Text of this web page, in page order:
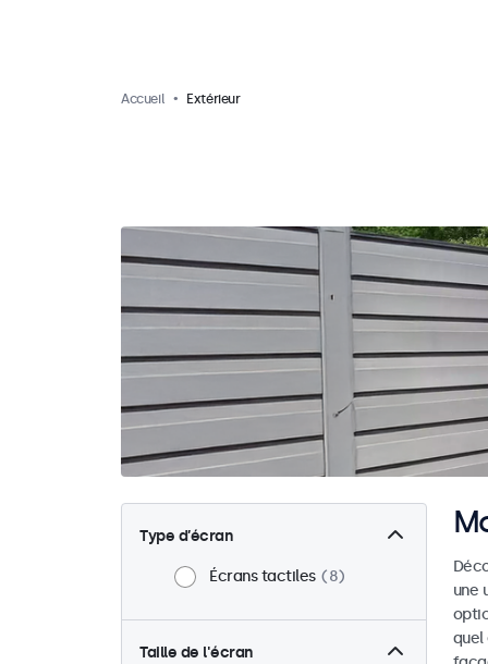
Accueil Extérieur
Type d’écran
Écrans tactiles 8
Taille de l'écran
une
quel